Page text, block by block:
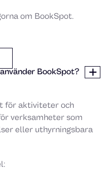
om BookSpot.
BookSpot?
för aktiviteter och
verksamheter som
eller uthyrningsbara